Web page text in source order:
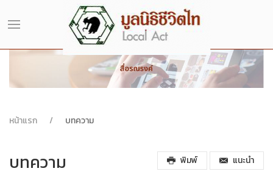
หน้าแรก บทความ
พิมพ์ แนะนำ
บทความ